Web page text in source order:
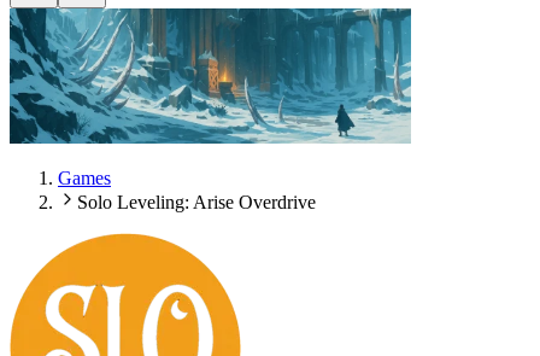
Games
Solo Leveling: Arise Overdrive